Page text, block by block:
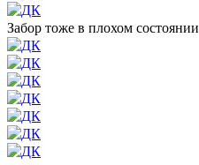
Забор тоже в плохом состоянии